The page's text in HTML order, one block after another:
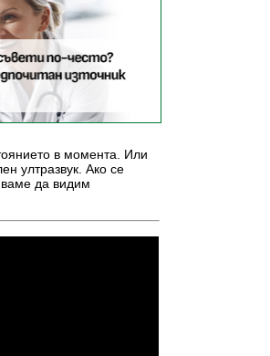
в момента. Или
ултразвук. Ако се
да видим